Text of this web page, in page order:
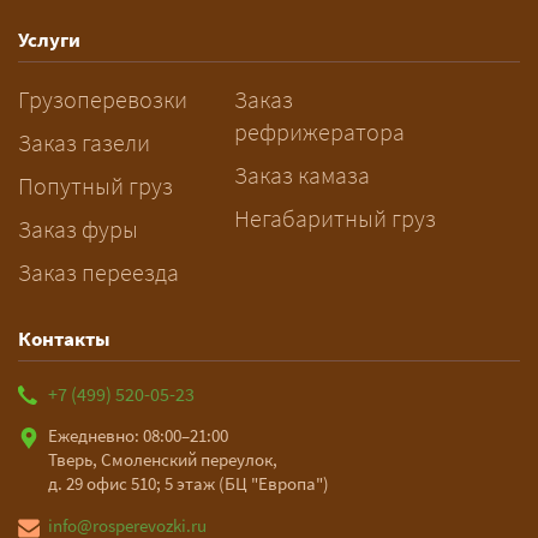
рабочих дней. Оставьте заявку
заблаговременно — логист
рассчитает маршрут и запустит
подготовку документов.
Услуги
Грузоперевозки
Заказ газели
Попутный груз
Заказ фуры
Заказ переезда
Заказ
рефрижератора
Заказ камаза
Негабаритный груз
Контакты
+7 (499) 520-05-23
Ежедневно: 08:00–21:00
Тверь, Смоленский переулок,
д. 29 офис 510; 5 этаж (БЦ "Европа")
info@rosperevozki.ru